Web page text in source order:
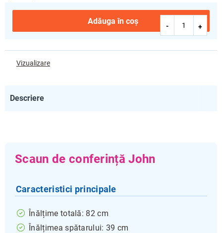
Adăuga în coş
Vizualizare
Descriere
Scaun de conferință John
Caracteristici principale
Înălțime totală: 82 cm
Înălțimea spătarului: 39 cm